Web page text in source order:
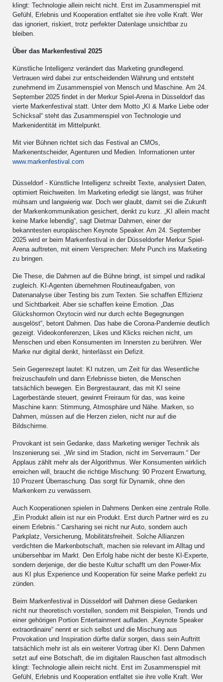
klingt: Technologie allein reicht nicht. Erst im Zusammenspiel mit
Gefühl, Erlebnis und Kooperation entfaltet sie ihre volle Kraft. Wer
das ignoriert, riskiert, trotz perfekter Datenlage unsichtbar zu
bleiben.
Über das Markenfestival 2025
Künstliche Intelligenz verändert das Marketing grundlegend.
Vertrauen wird dabei zur entscheidenden Währung und entsteht
zunehmend im Zusammenspiel von Mensch und Maschine. Am 24.
September 2025 findet in der Merkur Spiel-Arena in Düsseldorf das
vierte Markenfestival statt. Unter dem Motto „KI & Marke Liebe oder
Schicksal“ steht das Zusammenspiel von Technologie und
Markenidentität im Mittelpunkt.
Mit vier Bühnen richtet sich das Festival an CMOs,
Markenentscheider, Agenturen und Medien. Informationen unter
www.markenfestival.com
Düsseldorf - Künstliche Intelligenz schreibt Texte, analysiert Daten,
optimiert Reichweiten. Im Marketing erledigt sie längst, was früher
mühsam und langwierig war. Doch wer glaubt, damit sei die Zukunft
der Markenkommunikation gesichert, denkt zu kurz. „KI allein macht
keine Marke lebendig“, sagt Dietmar Dahmen, einer der
bekanntesten europäischen Keynote Speaker. Am 24. September
2025 wird er beim Markenfestival in der Düsseldorfer Merkur Spiel-
Arena auftreten, mit einem Versprechen: Mehr Punch ins Marketing
zu bringen.
Die These, die Dahmen auf die Bühne bringt, ist simpel und radikal
zugleich. KI-Agenten übernehmen Routineaufgaben, von
Datenanalyse über Testing bis zum Texten. Sie schaffen Effizienz
und Sichtbarkeit. Aber sie schaffen keine Emotion. „Das
Glückshormon Oxytocin wird nur durch echte Begegnungen
ausgelöst“, betont Dahmen. Das habe die Corona-Pandemie deutlich
gezeigt. Videokonferenzen, Likes und Klicks reichen nicht, um
Menschen und eben Konsumenten im Innersten zu berühren. Wer
Marke nur digital denkt, hinterlässt ein Defizit.
Sein Gegenrezept lautet: KI nutzen, um Zeit für das Wesentliche
freizuschaufeln und dann Erlebnisse bieten, die Menschen
tatsächlich bewegen. Ein Bergrestaurant, das mit KI seine
Lagerbestände steuert, gewinnt Freiraum für das, was keine
Maschine kann: Stimmung, Atmosphäre und Nähe. Marken, so
Dahmen, müssen auf die Herzen zielen, nicht nur auf die
Bildschirme.
Provokant ist sein Gedanke, dass Marketing weniger Technik als
Inszenierung sei. „Wir sind im Stadion, nicht im Serverraum.“ Der
Applaus zählt mehr als der Algorithmus. Wer Konsumenten wirklich
erreichen will, braucht die richtige Mischung: 90 Prozent Erwartung,
10 Prozent Überraschung. Das sorgt für Dynamik, ohne den
Markenkern zu verwässern.
Auch Kooperationen spielen in Dahmens Denken eine zentrale Rolle.
„Ein Produkt allein ist nur ein Produkt. Erst durch Partner wird es zu
einem Erlebnis.“ Carsharing sei nicht nur Auto, sondern auch
Parkplatz, Versicherung, Mobilitätsfreiheit. Solche Allianzen
verdichten die Markenbotschaft, machen sie relevant im Alltag und
unübersehbar im Markt. Den Erfolg habe nicht der beste KI-Experte,
sondern derjenige, der die beste Kultur schafft um den Power-Mix
aus KI plus Experience und Kooperation für seine Marke perfekt zu
zünden.
Beim Markenfestival in Düsseldorf will Dahmen diese Gedanken
nicht nur theoretisch vorstellen, sondern mit Beispielen, Trends und
einer gehörigen Portion Entertainment aufladen. „Keynote Speaker
extraordinaire“ nennt er sich selbst und die Mischung aus
Provokation und Inspiration dürfte dafür sorgen, dass sein Auftritt
tatsächlich mehr ist als ein weiterer Vortrag über KI. Denn Dahmen
setzt auf eine Botschaft, die im digitalen Rauschen fast altmodisch
klingt: Technologie allein reicht nicht. Erst im Zusammenspiel mit
Gefühl, Erlebnis und Kooperation entfaltet sie ihre volle Kraft. Wer